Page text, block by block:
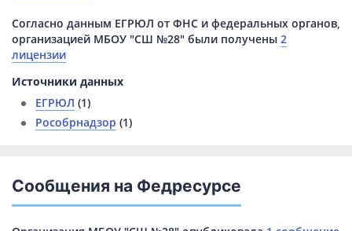
Согласно данным ЕГРЮЛ от ФНС и федеральных органов,
организацией МБОУ "СШ №28" были получены 2
лицензии
Источники данных
ЕГРЮЛ (1)
Рособрнадзор (1)
Сообщения на Федресурсе